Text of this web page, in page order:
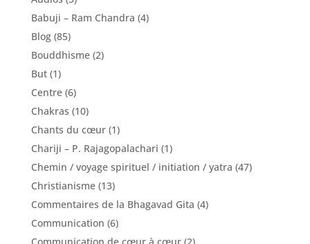
Babuji – Ram Chandra (4)
Blog(85)
Bouddhisme(2)
But(1)
Centre(6)
Chakras (10)
Chants du cœur(1)
Chariji – P. Rajagopalachari (1)
Chemin / voyage spirituel / initiation / yatra (47)
Christianisme(13)
Commentaires de la Bhagavad Gita (4)
Communication (6)
Communication de cœur à cœur(2)